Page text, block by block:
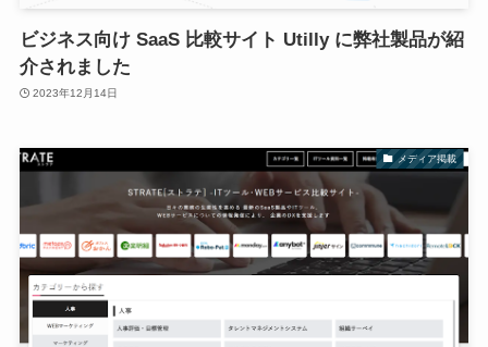
ビジネス向け SaaS 比較サイト Utilly に弊社製品が紹
介されました
2023年12月14日
メディア掲載